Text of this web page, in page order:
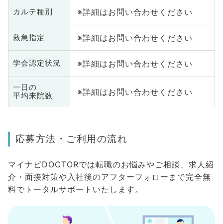
カルテ種別 ※詳細はお問い合わせください
救急指定 ※詳細はお問い合わせください
学会認定状況 ※詳細はお問い合わせください
一日の
平均来院数
※詳細はお問い合わせください
応募方法・ご利用の流れ
マイナビDOCTORでは転職のお悩みやご相談、求人紹
介・面接対策や入社後のアフターフォローまで完全無
料でトータルサポートいたします。